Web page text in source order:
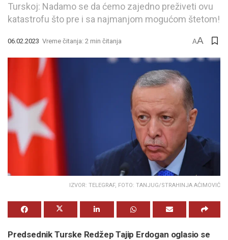
Turskoj: Nadamo se da ćemo zajedno preživeti ovu
katastrofu što pre i sa najmanjom mogućom štetom!
06.02.2023 Vreme čitanja: 2 min čitanja AA
IZVOR: TELEGRAF, FOTO: TANJUG/STRAHINJA AĆIMOVIĆ
Predsednik Turske Redžep Tajip Erdogan oglasio se